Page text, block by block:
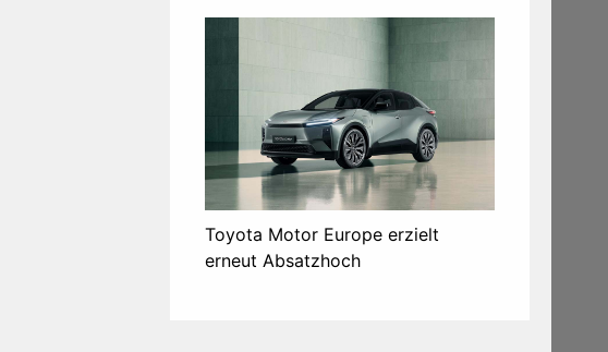
Toyota Motor Europe erzielt
erneut Absatzhoch